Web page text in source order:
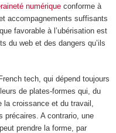
numériqueconforme à
accompagnements suffisants
favorable à l’ubérisation est
du web et des dangers qu’ils
tech, qui dépend toujours
de plates-formes qui, du
la croissance et du travail,
précaires. A contrario, une
prendre la forme, par